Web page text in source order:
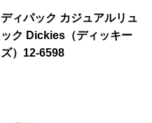
ディパック カジュアルリュ
ック Dickies（ディッキー
ズ）12-6598